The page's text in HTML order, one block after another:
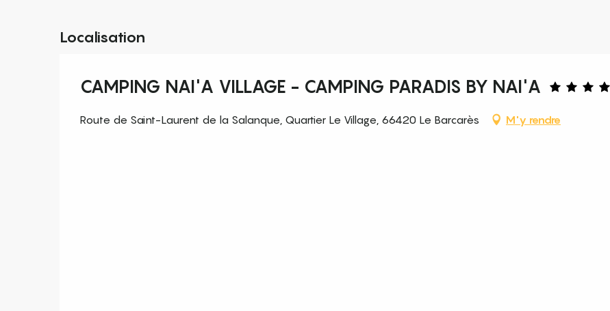
Localisation
CAMPING NAI'A VILLAGE - CAMPING PARADIS BY NAI'A
Route de Saint-Laurent de la Salanque, Quartier Le Village, 66420 Le Barcarès M'y rendre